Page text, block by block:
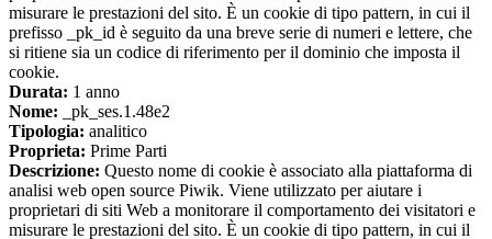
misurare le prestazioni del sito. È un cookie di tipo pattern, in cui il
prefisso _pk_id è seguito da una breve serie di numeri e lettere, che
si ritiene sia un codice di riferimento per il dominio che imposta il
cookie.
Durata: 1 anno
Nome: _pk_ses.1.48e2
Tipologia: analitico
Proprieta: Prime Parti
Descrizione: Questo nome di cookie è associato alla piattaforma di
analisi web open source Piwik. Viene utilizzato per aiutare i
proprietari di siti Web a monitorare il comportamento dei visitatori e
misurare le prestazioni del sito. È un cookie di tipo pattern, in cui il